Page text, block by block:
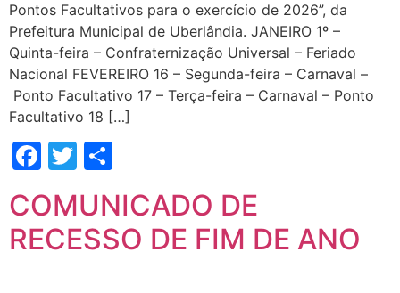
Pontos Facultativos para o exercício de 2026”, da
Prefeitura Municipal de Uberlândia. JANEIRO 1º –
Quinta-feira – Confraternização Universal – Feriado
Nacional FEVEREIRO 16 – Segunda-feira – Carnaval –
Ponto Facultativo 17 – Terça-feira – Carnaval – Ponto
Facultativo 18 […]
Facebook
Twitter
COMUNICADO DE
RECESSO DE FIM DE ANO